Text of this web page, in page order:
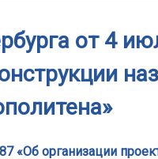
от 4
«Об организации